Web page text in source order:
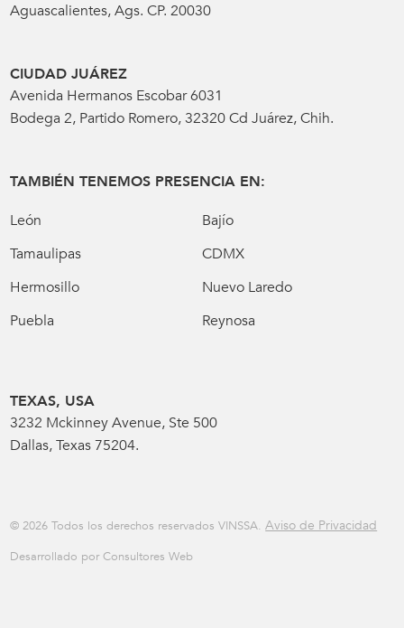
Aguascalientes, Ags. CP. 20030
CIUDAD JUÁREZ
Avenida Hermanos Escobar 6031
Bodega 2, Partido Romero, 32320 Cd Juárez, Chih.
TAMBIÉN TENEMOS PRESENCIA EN:
León
Bajío
Tamaulipas
CDMX
Hermosillo
Nuevo Laredo
Puebla
Reynosa
TEXAS, USA
3232 Mckinney Avenue, Ste 500
Dallas, Texas 75204.
© 2026 Todos los derechos reservados VINSSA.Aviso de Privacidad
Desarrollado por Consultores Web